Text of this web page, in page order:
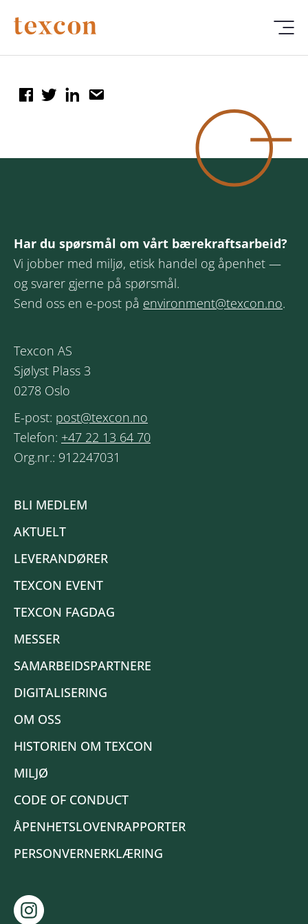
Har du spørsmål om vårt bærekraftsarbeid?
Vi jobber med miljø, etisk handel og åpenhet —
og svarer gjerne på spørsmål.
Send oss en e-post på environment@texcon.no.
Texcon AS
Sjølyst Plass 3
0278 Oslo
E-post: post@texcon.no
Telefon: +47 22 13 64 70
Org.nr.: 912247031
BLI MEDLEM
AKTUELT
LEVERANDØRER
TEXCON EVENT
TEXCON FAGDAG
MESSER
SAMARBEIDSPARTNERE
DIGITALISERING
OM OSS
HISTORIEN OM TEXCON
MILJØ
CODE OF CONDUCT
ÅPENHETSLOVENRAPPORTER
PERSONVERNERKLÆRING